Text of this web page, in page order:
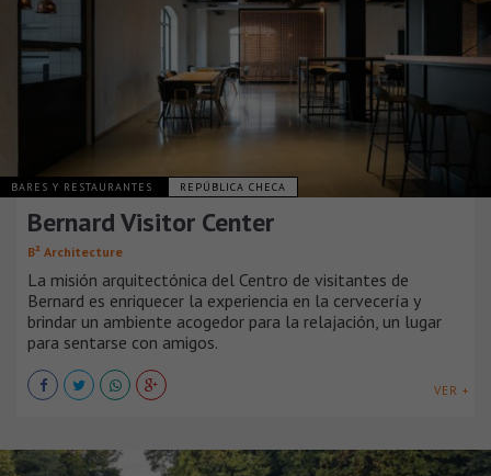
BARES Y RESTAURANTES REPÚBLICA CHECA
Bernard Visitor Center
B² Architecture
La misión arquitectónica del Centro de visitantes de
Bernard es enriquecer la experiencia en la cervecería y
brindar un ambiente acogedor para la relajación, un lugar
para sentarse con amigos.
VER +